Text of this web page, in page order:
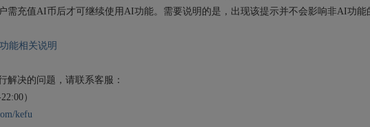
需充值AI币后才可继续使用AI功能。需要说明的是，出现该提示并不会影响非AI功能
能相关说明
决的问题，请联系客服：
）
kefu